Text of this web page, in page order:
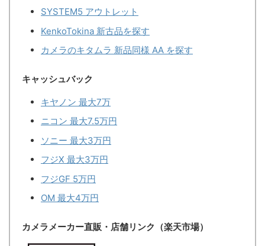
SYSTEM5 アウトレット
KenkoTokina 新古品を探す
カメラのキタムラ 新品同様 AA を探す
キャッシュバック
キヤノン 最大7万
ニコン 最大7.5万円
ソニー 最大3万円
フジX 最大3万円
フジGF 5万円
OM 最大4万円
カメラメーカー直販・店舗リンク（楽天市場）